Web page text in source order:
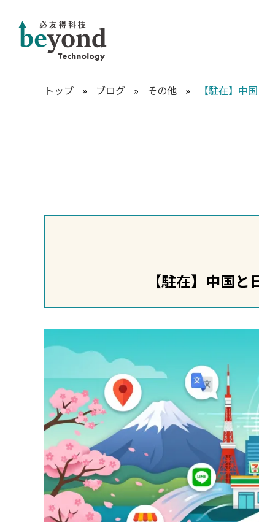
トップ » ブログ » その他 » 【駐在】中
【駐在】中国